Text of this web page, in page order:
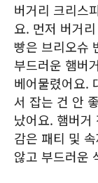
버거리 크리스
요. 먼저 버거
빵은 브리오슈
부드러운 햄버
베어물렸어요.
서 잡는 건 안
났어요. 햄버거
감은 패티 및
않고 부드러운